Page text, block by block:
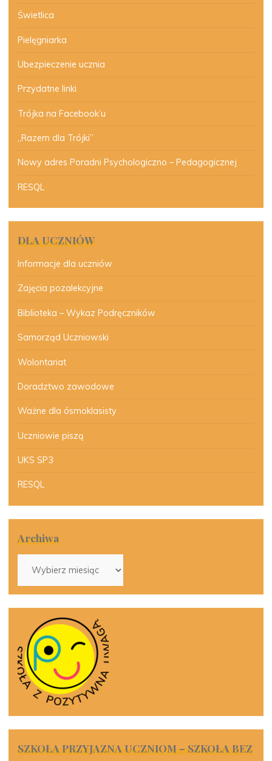
Świetlica
Pielęgniarka
Ubezpieczenie ucznia
Przydatne linki
Trójka na Facebook’u
„Razem dla Trójki”
Nowy adres Poradni Psychologiczno – Pedagogicznej
RESQL
DLA UCZNIÓW
Informacje dla uczniów
Zajęcia pozalekcyjne
Biblioteka – Wykaz Podręczników
Samorząd Uczniowski
Wolontariat
Doradztwo zawodowe
Ważne dla ósmoklasisty
Uczniowie piszą
UKS SP3
RESQL
Archiwa
SZKOŁA PRZYJAZNA UCZNIOM – SZKOŁA BEZ